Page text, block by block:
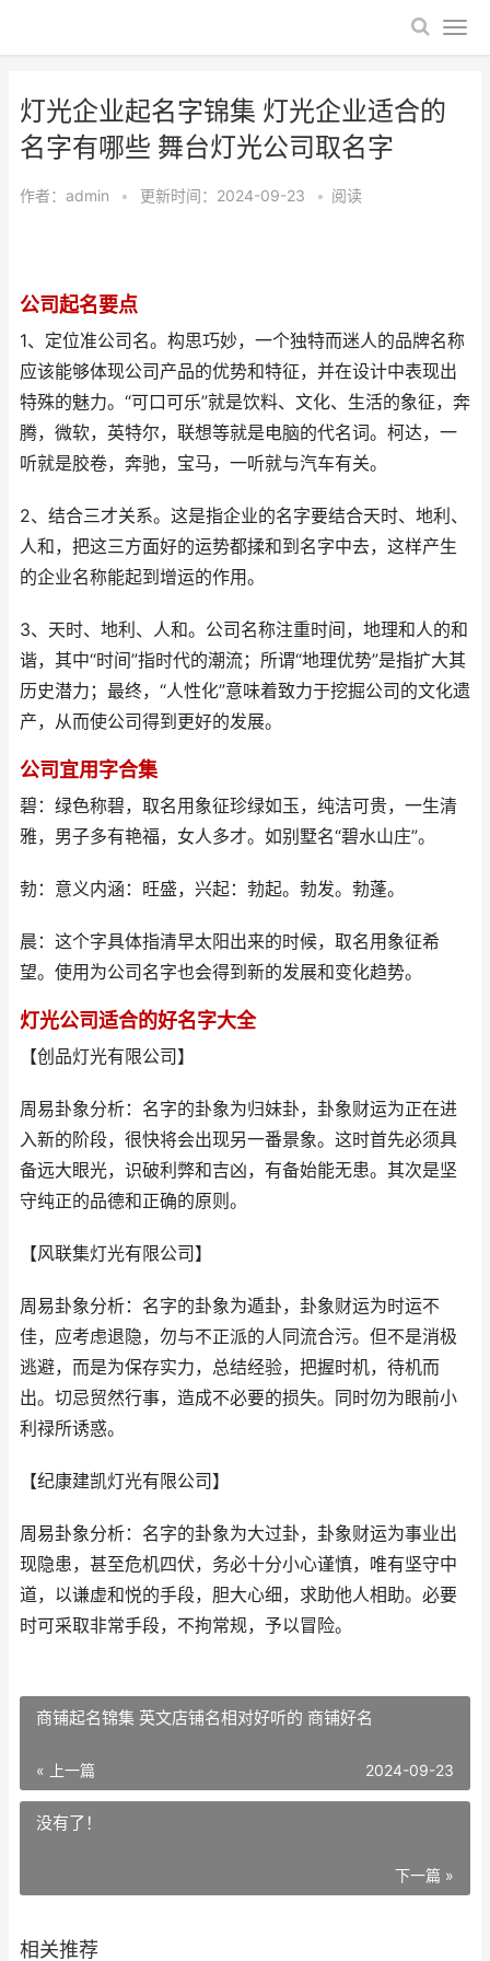
灯光企业起名字锦集 灯光企业适合的
名字有哪些 舞台灯光公司取名字
作者： admin • 更新时间：2024-09-23 • 阅读
公司起名要点
1、定位准公司名。构思巧妙，一个独特而迷人的品牌名称
应该能够体现公司产品的优势和特征，并在设计中表现出
特殊的魅力。“可口可乐”就是饮料、文化、生活的象征，奔
腾，微软，英特尔，联想等就是电脑的代名词。柯达，一
听就是胶卷，奔驰，宝马，一听就与汽车有关。
2、结合三才关系。这是指企业的名字要结合天时、地利、
人和，把这三方面好的运势都揉和到名字中去，这样产生
的企业名称能起到增运的作用。
3、天时、地利、人和。公司名称注重时间，地理和人的和
谐，其中“时间”指时代的潮流；所谓“地理优势”是指扩大其
历史潜力；最终，“人性化”意味着致力于挖掘公司的文化遗
产，从而使公司得到更好的发展。
公司宜用字合集
碧：绿色称碧，取名用象征珍绿如玉，纯洁可贵，一生清
雅，男子多有艳福，女人多才。如别墅名“碧水山庄”。
勃：意义内涵：旺盛，兴起：勃起。勃发。勃蓬。
晨：这个字具体指清早太阳出来的时候，取名用象征希
望。使用为公司名字也会得到新的发展和变化趋势。
灯光公司适合的好名字大全
【创品灯光有限公司】
周易卦象分析：名字的卦象为归妹卦，卦象财运为正在进
入新的阶段，很快将会出现另一番景象。这时首先必须具
备远大眼光，识破利弊和吉凶，有备始能无患。其次是坚
守纯正的品德和正确的原则。
【风联集灯光有限公司】
周易卦象分析：名字的卦象为遁卦，卦象财运为时运不
佳，应考虑退隐，勿与不正派的人同流合污。但不是消极
逃避，而是为保存实力，总结经验，把握时机，待机而
出。切忌贸然行事，造成不必要的损失。同时勿为眼前小
利禄所诱惑。
【纪康建凯灯光有限公司】
周易卦象分析：名字的卦象为大过卦，卦象财运为事业出
现隐患，甚至危机四伏，务必十分小心谨慎，唯有坚守中
道，以谦虚和悦的手段，胆大心细，求助他人相助。必要
时可采取非常手段，不拘常规，予以冒险。
商铺起名锦集 英文店铺名相对好听的 商铺好名
« 上一篇 2024-09-23
没有了！
下一篇 »
相关推荐